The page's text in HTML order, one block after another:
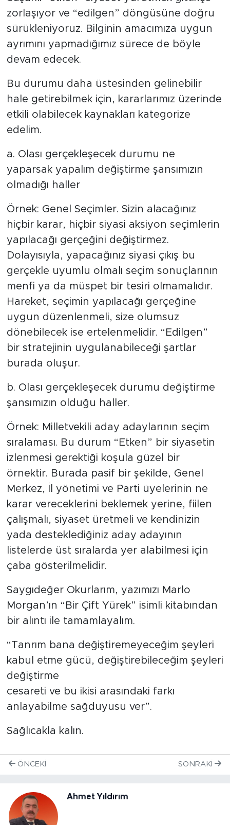
zorlaşıyor ve “edilgen” döngüsüne doğru
sürükleniyoruz. Bilginin amacımıza uygun
ayrımını yapmadığımız sürece de böyle
devam edecek.
Bu durumu daha üstesinden gelinebilir
hale getirebilmek için, kararlarımız üzerinde
etkili olabilecek kaynakları kategorize
edelim.
a. Olası gerçekleşecek durumu ne
yaparsak yapalım değiştirme şansımızın
olmadığı haller
Örnek: Genel Seçimler. Sizin alacağınız
hiçbir karar, hiçbir siyasi aksiyon seçimlerin
yapılacağı gerçeğini değiştirmez.
Dolayısıyla, yapacağınız siyasi çıkış bu
gerçekle uyumlu olmalı seçim sonuçlarının
menfi ya da müspet bir tesiri olmamalıdır.
Hareket, seçimin yapılacağı gerçeğine
uygun düzenlenmeli, size olumsuz
dönebilecek ise ertelenmelidir. “Edilgen”
bir stratejinin uygulanabileceği şartlar
burada oluşur.
b. Olası gerçekleşecek durumu değiştirme
şansımızın olduğu haller.
Örnek: Milletvekili aday adaylarının seçim
sıralaması. Bu durum “Etken” bir siyasetin
izlenmesi gerektiği koşula güzel bir
örnektir. Burada pasif bir şekilde, Genel
Merkez, İl yönetimi ve Parti üyelerinin ne
karar vereceklerini beklemek yerine, fiilen
çalışmalı, siyaset üretmeli ve kendinizin
yada desteklediğiniz aday adayının
listelerde üst sıralarda yer alabilmesi için
çaba gösterilmelidir.
Saygıdeğer Okurlarım, yazımızı Marlo
Morgan’ın “Bir Çift Yürek” isimli kitabından
bir alıntı ile tamamlayalım.
“Tanrım bana değiştiremeyeceğim şeyleri
kabul etme gücü, değiştirebileceğim şeyleri
değiştirme
cesareti ve bu ikisi arasındaki farkı
anlayabilme sağduyusu ver”.
Sağlıcakla kalın.
ÖNCEKI SONRAKI
Ahmet Yıldırım